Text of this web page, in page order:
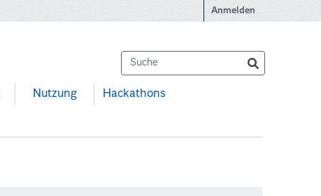
Anmelden
Nutzung Hackathons